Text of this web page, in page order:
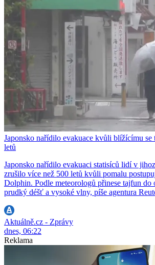
Japonsko nařídilo evakuace kvůli blížícímu
letů
Japonsko nařídilo evakuaci statisíců lidí v
zrušilo více než 500 letů kvůli pomalu
Dolphin. Podle meteorologů přinese tajfun do
prudký déšť a vysoké vlny, píše agentura
Aktuálně.cz - Zprávy
dnes, 06:22
Reklama